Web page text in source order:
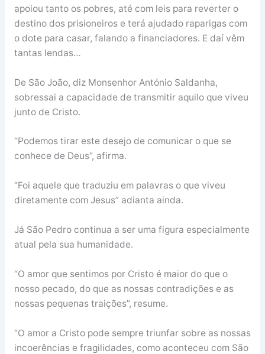
apoiou tanto os pobres, até com leis para reverter o
destino dos prisioneiros e terá ajudado raparigas com
o dote para casar, falando a financiadores. E daí vêm
tantas lendas…
De São João, diz Monsenhor António Saldanha,
sobressai a capacidade de transmitir aquilo que viveu
junto de Cristo.
“Podemos tirar este desejo de comunicar o que se
conhece de Deus”, afirma.
“Foi aquele que traduziu em palavras o que viveu
diretamente com Jesus” adianta ainda.
Já São Pedro continua a ser uma figura especialmente
atual pela sua humanidade.
“O amor que sentimos por Cristo é maior do que o
nosso pecado, do que as nossas contradições e as
nossas pequenas traições”, resume.
“O amor a Cristo pode sempre triunfar sobre as nossas
incoerências e fragilidades, como aconteceu com São